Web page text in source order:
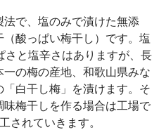
で、塩のみで漬けた無添
酸っぱい梅干し）です。塩
さと塩辛さはありますが、長
の梅の産地、和歌山県みな
白干し梅」を漬けます。そ
梅干しを作る場合は工場で
されていきます。